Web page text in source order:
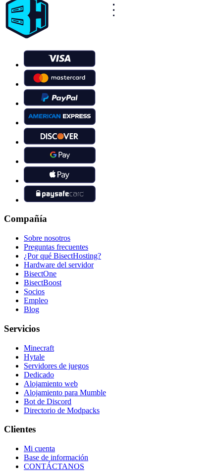
Compañía
Sobre nosotros
Preguntas frecuentes
¿Por qué BisectHosting?
Hardware del servidor
BisectOne
BisectBoost
Socios
Empleo
Blog
Servicios
Minecraft
Hytale
Servidores de juegos
Dedicado
Alojamiento web
Alojamiento para Mumble
Bot de Discord
Directorio de Modpacks
Clientes
Mi cuenta
Base de información
CONTÁCTANOS